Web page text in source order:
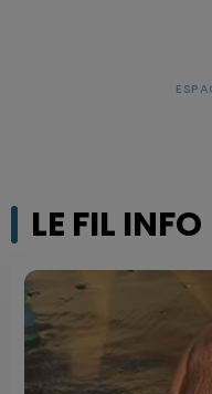
LE FIL INFO